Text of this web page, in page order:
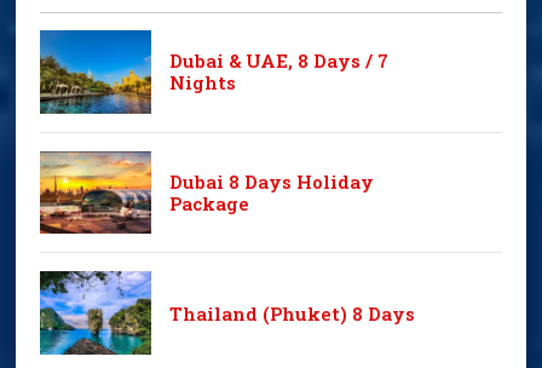
Dubai & UAE, 8 Days / 7
Nights
Dubai 8 Days Holiday
Package
Thailand (Phuket) 8 Days